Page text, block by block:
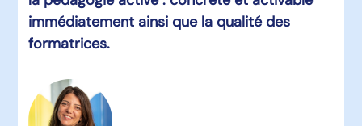
immédiatement ainsi que la qualité des
formatrices.